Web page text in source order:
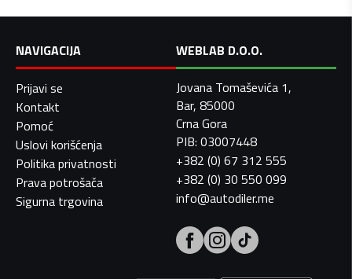
NAVIGACIJA
Prijavi se
Kontakt
Pomoć
Uslovi korišćenja
Politika privatnosti
Prava potrošača
Sigurna trgovina
WEBLAB D.O.O.
Jovana Tomaševića 1,
Bar, 85000
Crna Gora
PIB: 03007448
+382 (0) 67 312 555
+382 (0) 30 550 099
info@autodiler.me